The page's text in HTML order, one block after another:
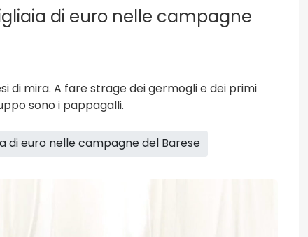
di euro nelle campagne
di mira. A fare strage dei germogli e dei primi
sono i pappagalli.
di euro nelle campagne del Barese